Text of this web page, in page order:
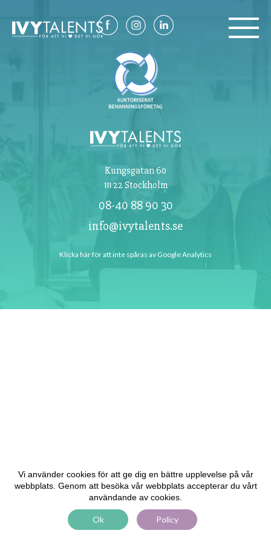
Om oss
Referenser
Kontakt
Kungsgatan 60
111 22 Stockholm
08-40 88 90 30
info@ivytalents.se
Klicka här för att inte spåras av Google Analytics
Vi använder cookies för att ge dig en bättre upplevelse på vår
webbplats. Genom att besöka vår webbplats accepterar du vårt
användande av cookies.
Ok Policy